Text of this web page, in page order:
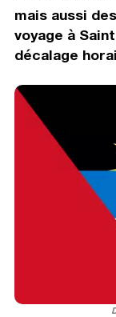
mais aussi
voyage à
décalage